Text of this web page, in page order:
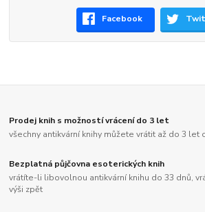
Facebook
Prodej knih s možností vrácení do 3 let
všechny antikvární knihy můžete vrátit až do 3 let
Bezplatná půjčovna esoterických knih
vrátíte-li libovolnou antikvární knihu do 33 dnů,
výši zpět